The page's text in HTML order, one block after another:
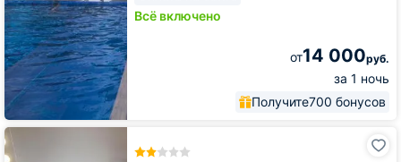
Всё включено
от14 000руб.
за 1 ночь
Получите700 бонусов
Друзья
на